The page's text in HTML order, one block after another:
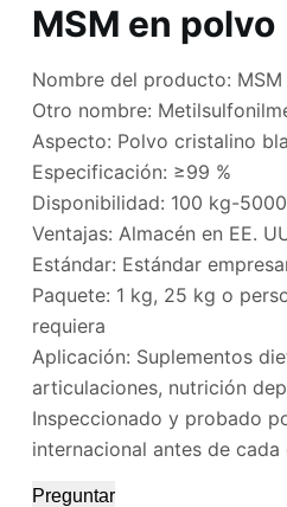
MSM en polvo
Nombre del producto:
Otro nombre:
Aspecto: Polvo cristalino
Especificación: ≥99 %
Disponibilidad: 100 kg-
Ventajas: Almacén en EE.
Estándar: Estándar
Paquete: 1 kg, 25 kg o
requiera
Aplicación: Suplementos
articulaciones, nutrición
Inspeccionado y probado
internacional antes de cada
Preguntar